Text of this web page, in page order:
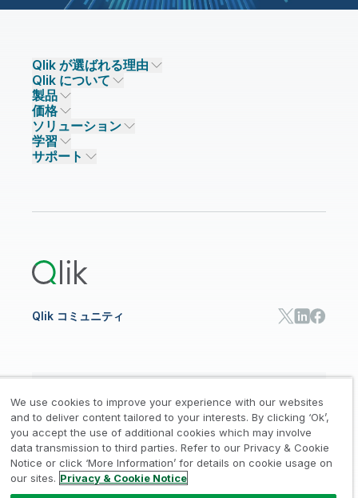
Qlik が選ばれる理由
Qlik が選ばれる理由
信頼とセキュリティ
信頼とプライバシー
信頼と AI
主なテクノロジーパートナー
データソースとターゲット
Qlik について
企業情報
採用情報
ニュースルーム
事業所 / 連絡先
製品
データ統合とデータ品質
Qlik Talend
Qlik Talend Cloud
Talend Data Fabric
価格
データ統合
データ分析
AI / 機械学習
ソリューション
ソリューションパートナー
パートナー検索
学習
イベント
サポート
Qlik コミュニティ
法的規約 / プライバシーとクッキー通知 / 商標 /
Trust / 利用規約 / 個人情報取り扱い申請
We use cookies to improve your experience with our websites
and to deliver content tailored to your interests. By clicking ‘Ok’,
you accept the use of additional cookies which may involve
data transmission to third parties. Refer to our Privacy & Cookie
Notice or click ‘More Information’ for details on cookie usage on
our sites. Privacy & Cookie Notice